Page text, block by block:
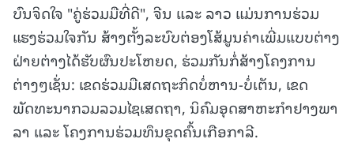
ບົນຈິດໃຈ "ຄູ່ຮ່ວມມືທີ່ດີ", ຈີນ ແລະ ລາວ ແມ່ນການຮ່ວມ
ແຮງຮ່ວມໃຈກັນ ສ້າງຕັ້ງລະບົບຕ່ອງໂສ້ມູນຄ່າເພີ່ມແບບຕ່າງ
ຝ່າຍຕ່າງໄດ້ຮັບຜົນປະໂຫຍດ, ຮ່ວມກັນກໍ່ສ້າງໂຄງການ
ຕ່າງໆເຊັ່ນ: ເຂດຮ່ວມມືເສດຖະກິດບໍ່ຫານ-ບໍ່ເຕັນ, ເຂດ
ພັດທະນາກວມລວມໄຊເສດຖາ, ນິຄົມອຸດສາຫະກຳຢາງພາ
ລາ ແລະ ໂຄງການຮ່ວມທຶນຂຸດຄົ້ນເກືອກາລີ.